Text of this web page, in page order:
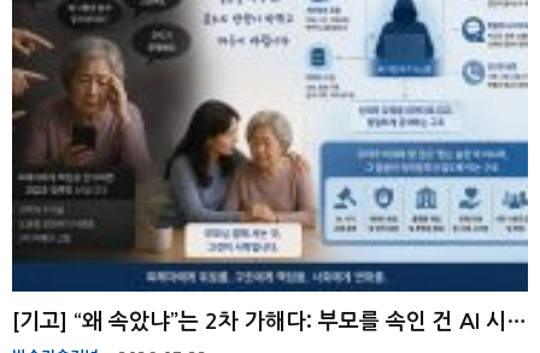
[기고] “왜 속았냐”는 2차 가해다: 부모를 속인 건 AI 시스템이다